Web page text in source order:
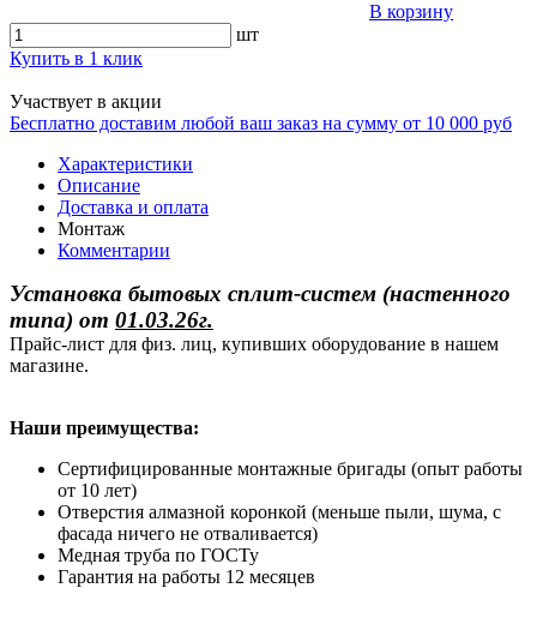
В корзину
шт
Купить в 1 клик
Участвует в акции
Бесплатно доставим любой ваш заказ на сумму от 10 000 руб
Характеристики
Описание
Доставка и оплата
Монтаж
Комментарии
Установка бытовых сплит-систем (настенного
типа) от 01.03.26г.
Прайс-лист для физ. лиц, купивших оборудование в нашем
магазине.
Наши преимущества:
Сертифицированные монтажные бригады (опыт работы
от 10 лет)
Отверстия алмазной коронкой (меньше пыли, шума, с
фасада ничего не отваливается)
Медная труба по ГОСТу
Гарантия на работы 12 месяцев